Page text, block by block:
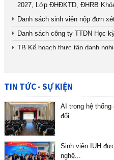
2027, Lớp ĐHĐKTD, ĐHRB
Danh sách sinh viên nộp đơn
Danh sách công ty TTDN Học
TB Kế hoạch thực tập danh
2025-2026
Danh sách hội đồng bảo vệ
2026
Lịch bảo vệ Luận văn, Đồ án tốt
năm 2026
TKB lớp liên thông khóa 22
TIN TỨC - SỰ KIỆN
AI trong hệ
đổi...
Sinh viên IUH
nghệ...